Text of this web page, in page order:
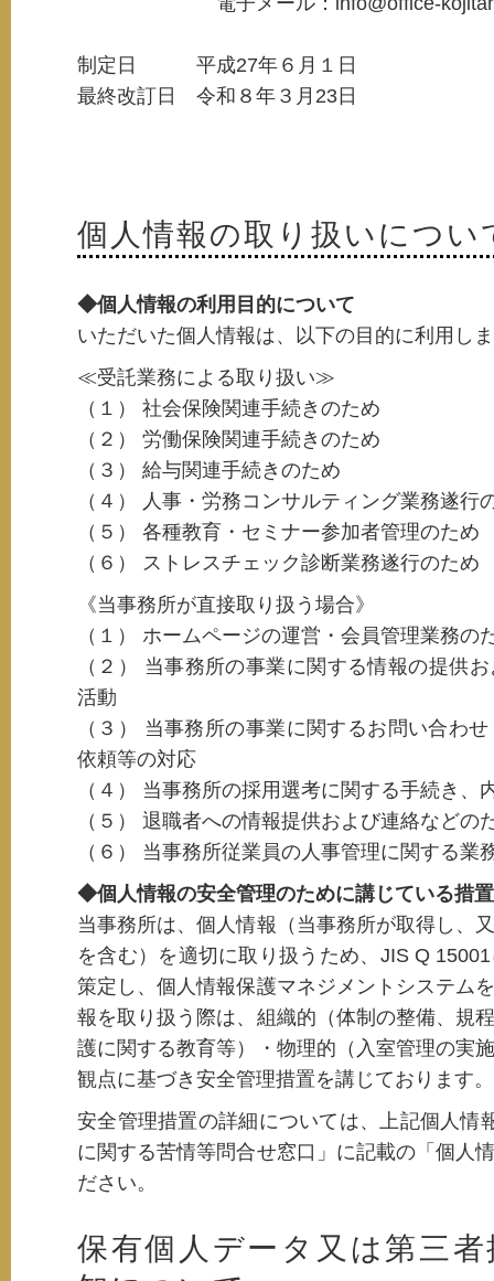
制定日 平成27年６月１日
最終改訂日 令和８年３月23日
個人情報の取り扱いについ
◆個人情報の利用目的について
いただいた個人情報は、以下の目的に利用し
≪受託業務による取り扱い≫
（１） 社会保険関連手続きのため
（２） 労働保険関連手続きのため
（３） 給与関連手続きのため
（４） 人事・労務コンサルティング業務遂行
（５） 各種教育・セミナー参加者管理のため
（６） ストレスチェック診断業務遂行のため
《当事務所が直接取り扱う場合》
（１） ホームページの運営・会員管理業務の
（２） 当事務所の事業に関する情報の提供
活動
（３） 当事務所の事業に関するお問い合わ
依頼等の対応
（４） 当事務所の採用選考に関する手続き、
（５） 退職者への情報提供および連絡などの
（６） 当事務所従業員の人事管理に関する業
◆個人情報の安全管理のために講じている措
当事務所は、個人情報（当事務所が取得し、
を含む）を適切に取り扱うため、JIS Q
策定し、個人情報保護マネジメントシステム
報を取り扱う際は、組織的（体制の整備、規
護に関する教育等）・物理的（入室管理の実
観点に基づき安全管理措置を講じております。
安全管理措置の詳細については、上記個人情
に関する苦情等問合せ窓口」に記載の「個人
ださい。
保有個人データ又は第三